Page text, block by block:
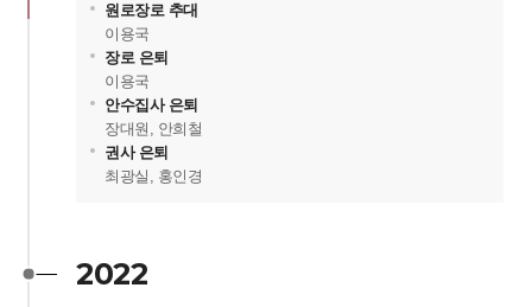
원로장로 추대
이용국
장로 은퇴
이용국
안수집사 은퇴
장대원, 안희철
권사 은퇴
최광실, 홍인경
2022